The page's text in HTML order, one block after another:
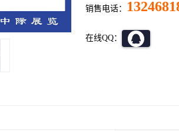
销售电话：
在线QQ：